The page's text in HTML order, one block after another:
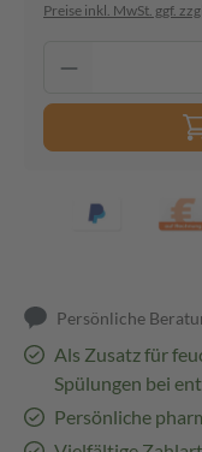
Preise inkl. MwSt. ggf.
Persönliche
Als Zusatz für
Spülungen bei
Persönliche